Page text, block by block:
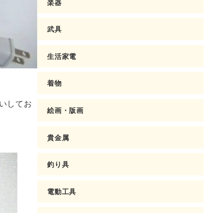
してお
武具
生活家電
着物
絵画・版画
貴金属
釣り具
電動工具